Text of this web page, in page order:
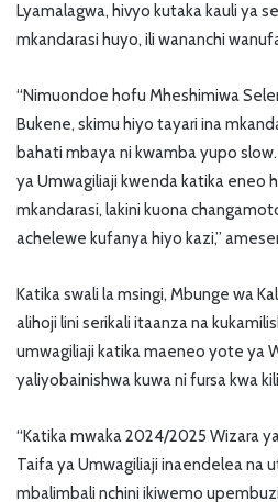
Lyamalagwa, hivyo kutaka kauli ya
mkandarasi huyo, ili wananchi
“Nimuondoe hofu Mheshimiwa
Bukene, skimu hiyo tayari ina
bahati mbaya ni kwamba yupo
ya Umwagiliaji kwenda katika eneo
mkandarasi, lakini kuona
achelewe kufanya hiyo kazi,”
Katika swali la msingi, Mbunge wa
alihoji lini serikali itaanza na
umwagiliaji katika maeneo yote ya
yaliyobainishwa kuwa ni fursa kwa
“Katika mwaka 2024/2025 Wizara
Taifa ya Umwagiliaji inaendelea na
mbalimbali nchini ikiwemo